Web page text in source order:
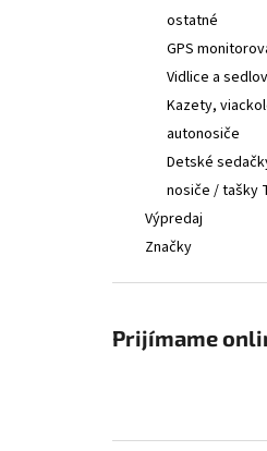
ostatné
GPS
Vidlice a
Kazety,
autonosiče
Detské
nosiče / tašky
Výpredaj
Značky
Prijímame